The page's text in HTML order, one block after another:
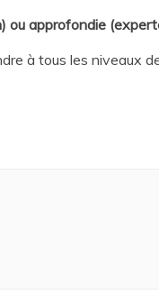
ou approfondie
à tous les niveaux